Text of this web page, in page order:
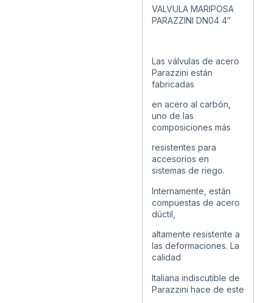
VALVULA MARIPOSA
PARAZZINI DN04 4″
Las válvulas de acero
Parazzini están
fabricadas
en acero al carbón,
uno de las
composiciones más
resistentes para
accesorios en
sistemas de riego.
Internamente, están
compuestas de acero
dúctil,
altamente resistente a
las deformaciones. La
calidad
Italiana indiscutible de
Parazzini hace de este